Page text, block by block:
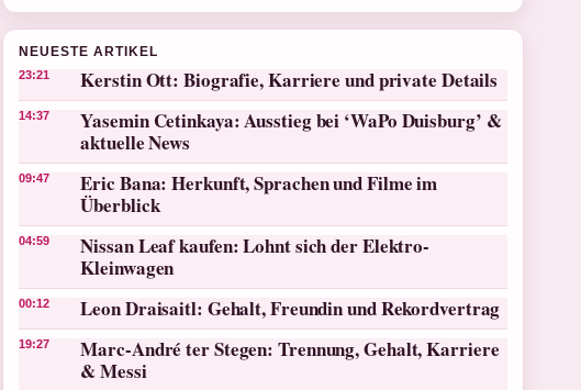
NEUESTE ARTIKEL
23:21 Kerstin Ott: Biografie, Karriere und private Details
14:37
Yasemin Cetinkaya: Ausstieg bei ‘WaPo Duisburg’ &
aktuelle News
09:47
Eric Bana: Herkunft, Sprachen und Filme im
Überblick
04:59
Nissan Leaf kaufen: Lohnt sich der Elektro-
Kleinwagen
00:12 Leon Draisaitl: Gehalt, Freundin und Rekordvertrag
19:27
Marc-André ter Stegen: Trennung, Gehalt, Karriere
& Messi